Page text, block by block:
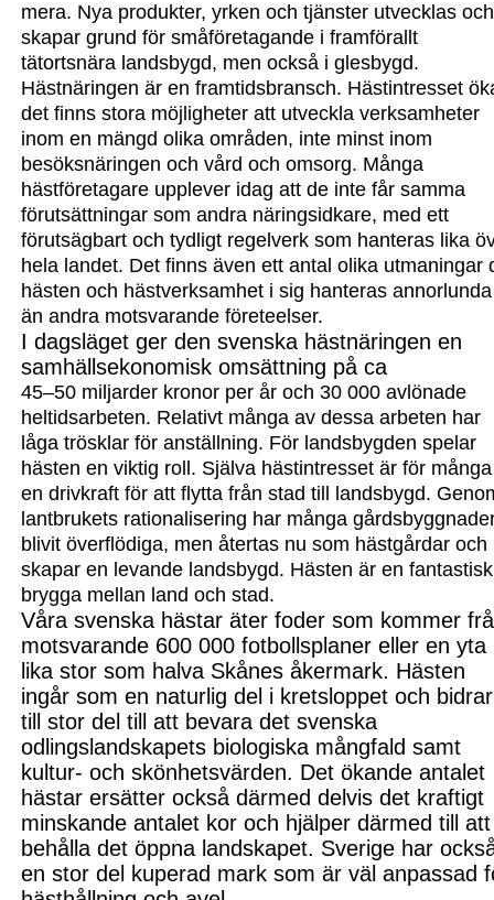
mera. Nya produkter, yrken och tjänster utvecklas och
skapar grund för småföretagande i framförallt
tätortsnära landsbygd, men också i glesbygd.
Hästnäringen är en framtidsbransch. Hästintresset
det finns stora möjligheter att utveckla verksamheter
inom en mängd olika områden, inte minst inom
besöksnäringen och vård och omsorg. Många
hästföretagare upplever idag att de inte får samma
förutsättningar som andra näringsidkare, med ett
förutsägbart och tydligt regelverk som hanteras lika
hela landet. Det finns även ett antal olika utmaningar
hästen och hästverksamhet i sig hanteras annorlunda
än andra motsvarande företeelser.
I dagsläget ger den svenska hästnäringen en
samhällsekonomisk omsättning på ca
45–50 miljarder kronor per år och 30 000 avlönade
heltidsarbeten. Relativt många av dessa arbeten har
låga trösklar för anställning. För landsbygden spelar
hästen en viktig roll. Själva hästintresset är för många
en drivkraft för att flytta från stad till landsbygd.
lantbrukets rationalisering har många
blivit överflödiga, men återtas nu som hästgårdar och
skapar en levande landsbygd. Hästen är en fantastisk
brygga mellan land och stad.
Våra svenska hästar äter foder som kommer
motsvarande 600 000 fotbollsplaner eller en yta
lika stor som halva Skånes åkermark. Hästen
ingår som en naturlig del i kretsloppet och bidrar
till stor del till att bevara det svenska
odlingslandskapets biologiska mångfald samt
kultur- och skönhetsvärden. Det ökande antalet
hästar ersätter också därmed delvis det kraftigt
minskande antalet kor och hjälper därmed till att
behålla det öppna landskapet. Sverige har
enstor del kuperad mark som är väl anpassad